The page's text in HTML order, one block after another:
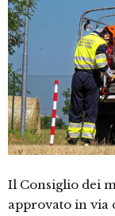
Il Consiglio dei
approvato in via